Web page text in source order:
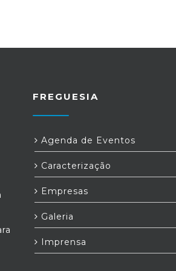
FREGUESIA
Agenda de Eventos
Caracterização
Empresas
Galeria
Imprensa